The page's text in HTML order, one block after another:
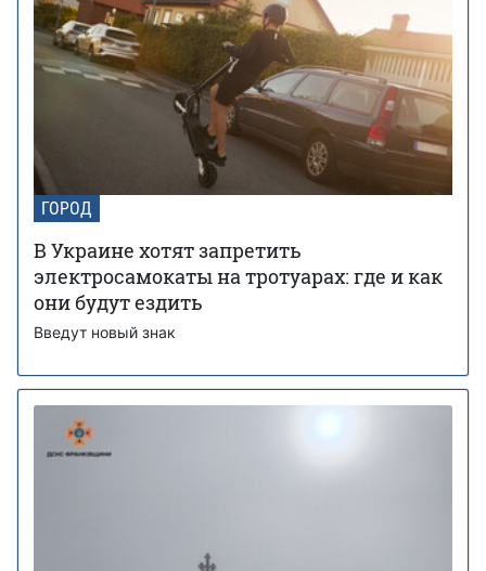
ГОРОД
В Украине хотят запретить
электросамокаты на тротуарах: где и как
они будут ездить
Введут новый знак